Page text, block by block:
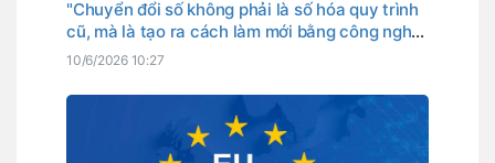
"Chuyển đổi số không phải là số hóa quy trình
cũ, mà là tạo ra cách làm mới bằng công nghệ
số với hiệu quả vượt trội"
10/6/2026 10:27